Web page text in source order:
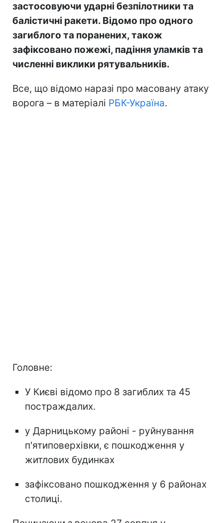
застосовуючи ударні безпілотники та
балістичні ракети. Відомо про одного
загиблого та поранених, також
зафіксовано пожежі, падіння уламків та
численні виклики рятувальників.
Все, що відомо наразі про масовану атаку
ворога – в матеріалі РБК-Україна.
Головне:
У Києві відомо про 8 загиблих та 45
постраждалих.
у Дарницькому районі - руйнування
п'ятиповерхівки, є пошкодження у
житлових будинках
зафіксовано пошкодження у 6 районах
столиці.